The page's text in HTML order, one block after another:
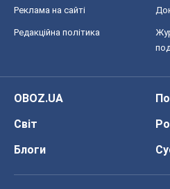
Реклама на сайті
Редакційна політика
OBOZ.UA
Світ
Блоги